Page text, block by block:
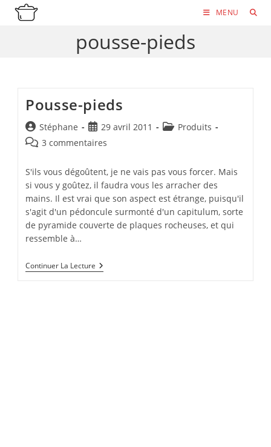
Skip
MENU
pousse-pieds
Pousse-pieds
Auteur/autrice
de
Stéphane
Publication
publiée :
29 avril 2011
PostProduits
Commentaires
la
publication :
3 commentaires
S'ils vous dégoûtent, je ne vais pas vous forcer. Mais
si vous y goûtez, il faudra vous les arracher des
mains. Il est vrai que son aspect est étrange, puisqu'il
s'agit d'un pédoncule surmonté d'un capitulum, sorte
de pyramide couverte de plaques rocheuses, et qui
ressemble à…
Continuer La Lecture Pousse-
Pieds